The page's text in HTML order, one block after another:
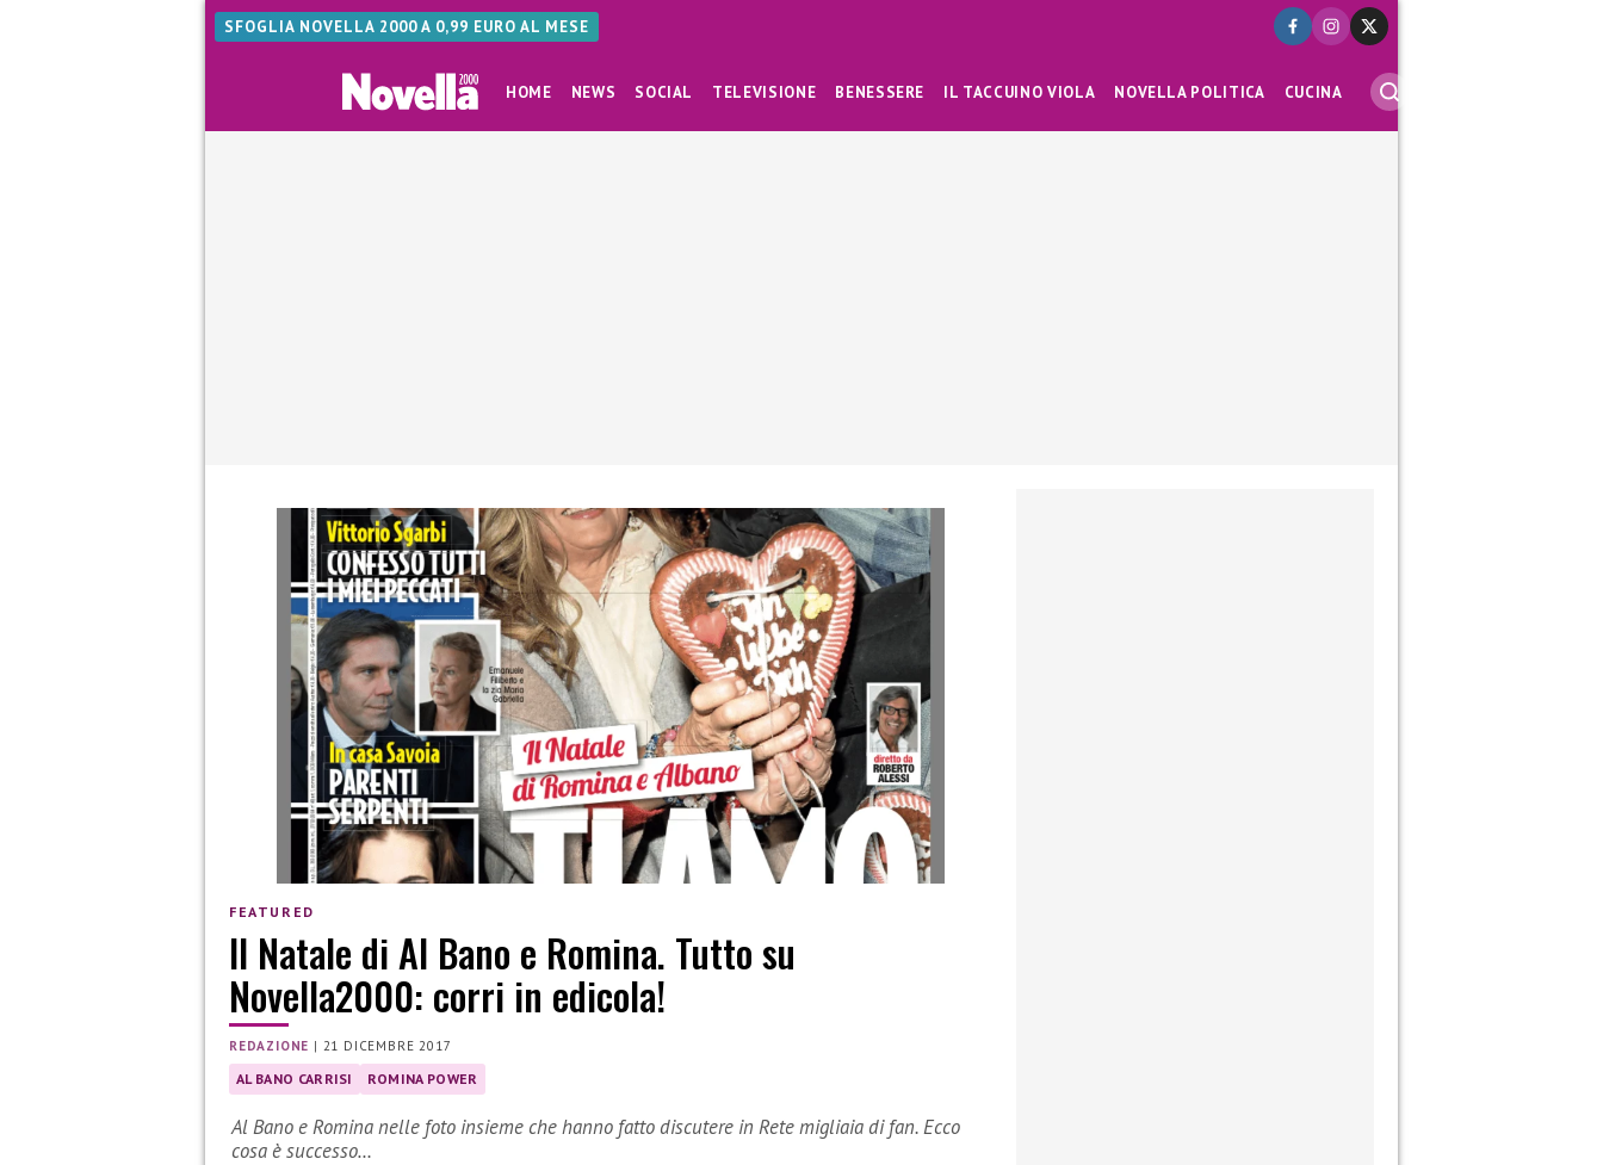
SFOGLIA NOVELLA 2000 A 0,99 EURO AL MESE
HOME NEWS SOCIAL TELEVISIONE BENESSERE IL TACCUINO VIOLA NOVELLA POLITICA CUCINA
FEATURED
Il Natale di Al Bano e Romina. Tutto su
Novella2000: corri in edicola!
REDAZIONE | 21 DICEMBRE 2017
AL BANO CARRISI ROMINA POWER
Al Bano e Romina nelle foto insieme che hanno fatto discutere in Rete migliaia di fan. Ecco
cosa è successo…